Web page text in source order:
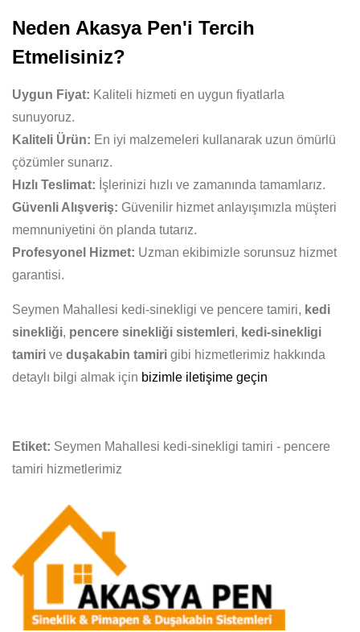
Neden Akasya Pen'i Tercih
Etmelisiniz?
Uygun Fiyat: Kaliteli hizmeti en uygun fiyatlarla
sunuyoruz.
Kaliteli Ürün: En iyi malzemeleri kullanarak uzun ömürlü
çözümler sunarız.
Hızlı Teslimat: İşlerinizi hızlı ve zamanında tamamlarız.
Güvenli Alışveriş: Güvenilir hizmet anlayışımızla müşteri
memnuniyetini ön planda tutarız.
Profesyonel Hizmet: Uzman ekibimizle sorunsuz hizmet
garantisi.
Seymen Mahallesi kedi-sinekligi ve pencere tamiri, kedi
sinekliği, pencere sinekliği sistemleri, kedi-sinekligi
tamiri ve duşakabin tamiri gibi hizmetlerimiz hakkında
detaylı bilgi almak için bizimle iletişime geçin
Etiket: Seymen Mahallesi kedi-sinekligi tamiri - pencere
tamiri hizmetlerimiz